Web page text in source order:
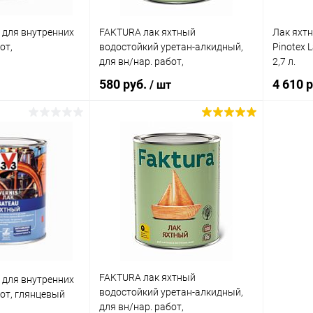
Super 60
для
внутренних
Сравнение
В наличии
FAKTURA лак яхтный
водостойкий уретан-алкидный,
для вн/нар. работ,
глянцевый(0,7л)
580 руб. / шт
В корзину
Купить в 1 клик Сравнение
В избранное В наличии
Лак
Pinotex
2,7 л.
4 610
внутренних
глянцевый
FAKTURA лак яхтный
водостойкий уретан-алкидный,
для вн/нар. работ,